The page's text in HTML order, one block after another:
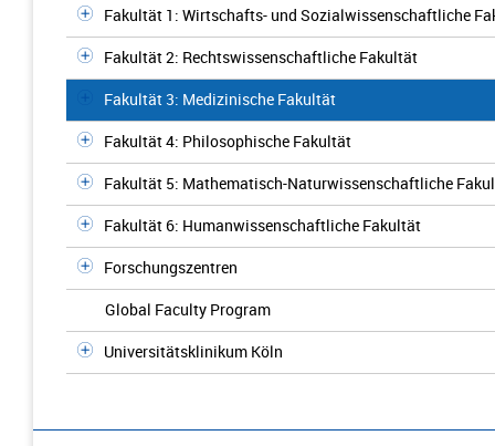
Fakultät 1: Wirtschafts- und Sozialwissenschaftliche
Fakultät 2: Rechtswissenschaftliche Fakultät
Fakultät 3: Medizinische Fakultät
Fakultät 4: Philosophische Fakultät
Fakultät 5: Mathematisch-Naturwissenschaftliche
Fakultät 6: Humanwissenschaftliche Fakultät
Forschungszentren
Global Faculty Program
Universitätsklinikum Köln